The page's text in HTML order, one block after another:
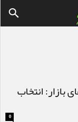
بازار: انتخاب
0